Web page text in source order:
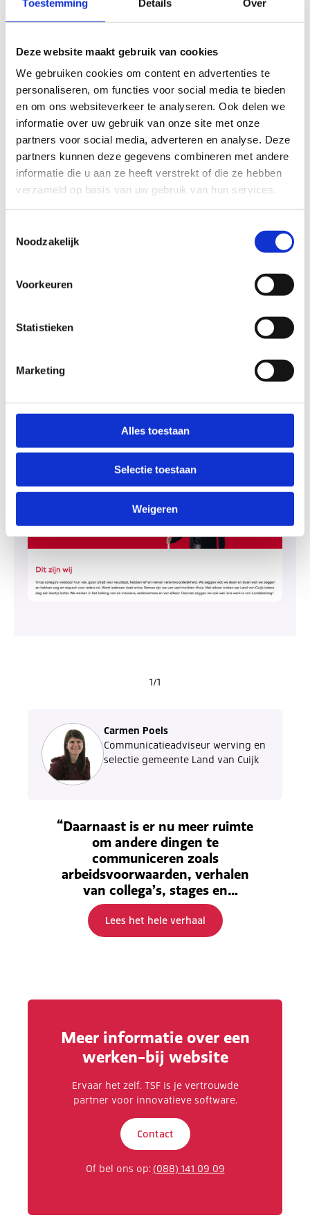
Toestemming Details Over
Deze website maakt gebruik van cookies
We gebruiken cookies om content en advertenties te
personaliseren, om functies voor social media te bieden
en om ons websiteverkeer te analyseren. Ook delen we
informatie over uw gebruik van onze site met onze
partners voor social media, adverteren en analyse. Deze
partners kunnen deze gegevens combineren met andere
informatie die u aan ze heeft verstrekt of die ze hebben
verzameld op basis van uw gebruik van hun services.
Noodzakelijk
Voorkeuren
Statistieken
Marketing
Alles toestaan
Selectie toestaan
Weigeren
Ga aan de slag met je
werkgeversmerk of employer
branding
Jouw eigen werken-bij website is de ideale plek om te
werken aan het werkgeversmerk. In vergelijking met
het samenwerkingsplatform heb je meer
Op de website creëer je een aantrekkelijk imago voor
aantrekkelijker wordt voor potentiële werknemers.
branding ontdekken en weten jullie niet goed waar je
moet beginnen? Wij werken met verschillende
Carmen Poels
Communicatieadviseur werving en
selectie gemeente Land van Cuijk
“Daarnaast is er nu meer ruimte
om andere dingen te
communiceren zoals
arbeidsvoorwaarden, verhalen
van collega’s, stages en
traineeships, etc.”
Lees het hele verhaal
1/1
Meer informatie over een
werken-bij website
Ervaar het zelf. TSF is je vertrouwde
partner voor innovatieve software.
Contact
Of bel ons op: (088) 141 09 09